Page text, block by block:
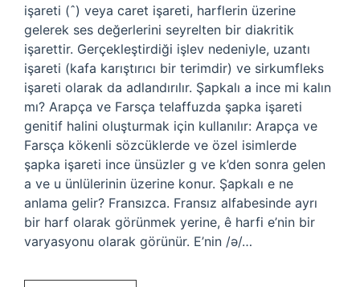
işareti (ˆ) veya caret işareti, harflerin üzerine
gelerek ses değerlerini seyrelten bir diakritik
işarettir. Gerçekleştirdiği işlev nedeniyle, uzantı
işareti (kafa karıştırıcı bir terimdir) ve sirkumfleks
işareti olarak da adlandırılır. Şapkalı a ince mi kalın
mı? Arapça ve Farsça telaffuzda şapka işareti
genitif halini oluşturmak için kullanılır: Arapça ve
Farsça kökenli sözcüklerde ve özel isimlerde
şapka işareti ince ünsüzler g ve k’den sonra gelen
a ve u ünlülerinin üzerine konur. Şapkalı e ne
anlama gelir? Fransızca. Fransız alfabesinde ayrı
bir harf olarak görünmek yerine, ê harfi e’nin bir
varyasyonu olarak görünür. E’nin /ə/…